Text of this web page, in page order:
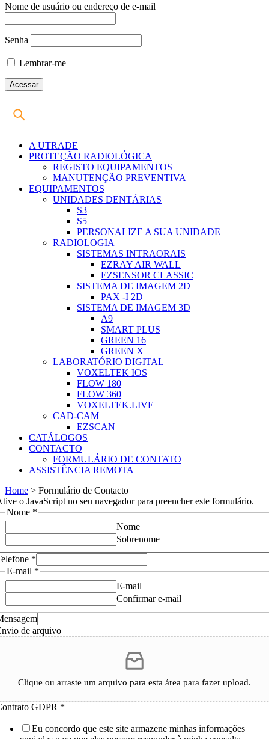
Nome de usuário ou endereço de e-mail
Senha
Lembrar-me
A UTRADE
PROTEÇÃO RADIOLÓGICA
REGISTO EQUIPAMENTOS
MANUTENÇÃO PREVENTIVA
EQUIPAMENTOS
UNIDADES DENTÁRIAS
S3
S5
PERSONALIZE A SUA UNIDADE
RADIOLOGIA
SISTEMAS INTRAORAIS
EZRAY AIR WALL
EZSENSOR CLASSIC
SISTEMA DE IMAGEM 2D
PAX -I 2D
SISTEMA DE IMAGEM 3D
A9
SMART PLUS
GREEN 16
GREEN X
LABORATÓRIO DIGITAL
VOXELTEK IOS
FLOW 180
FLOW 360
VOXELTEK.LIVE
CAD-CAM
EZSCAN
CATÁLOGOS
CONTACTO
FORMULÁRIO DE CONTATO
ASSISTÊNCIA REMOTA
Home > Formulário de Contacto
o JavaScript no seu navegador para preencher este formulário.
Nome *
Nome
Sobrenome
*
E-mail *
E-mail
Confirmar e-mail
de arquivo
Clique ou arraste um arquivo para esta área para fazer upload.
GDPR *
Eu concordo que este site armazene minhas informações